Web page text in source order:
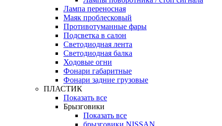
Лампа переносная
Маяк проблесковый
Противотуманные фары
Подсветка в салон
Светодиодная лента
Светодиодная балка
Ходовые огни
Фонари габаритные
Фонари задние грузовые
ПЛАСТИК
Показать все
Брызговики
Показать все
брызговики NISSAN